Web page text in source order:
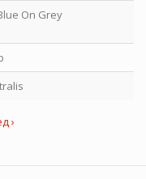
On Grey
›